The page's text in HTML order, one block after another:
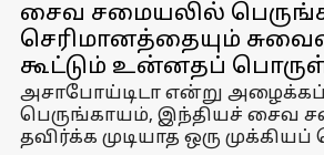
சைவ சமையலில்
செரிமானத்தையும்
கூட்டும் உன்னதப்
அசாபோய்டிடா என்று
பெருங்காயம், இந்தியச் சைவ
தவிர்க்க முடியாத ஒரு